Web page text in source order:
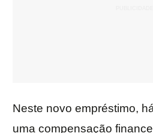
Neste novo empréstimo,
uma compensação